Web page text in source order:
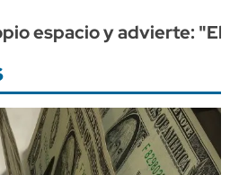
espacio y advierte: